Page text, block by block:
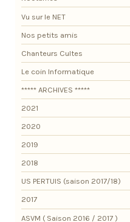
Vu sur le NET
Nos petits amis
Chanteurs Cultes
Le coin Informatique
***** ARCHIVES *****
2021
2020
2019
2018
US PERTUIS (saison 2017/18)
2017
ASVM ( Saison 2016 / 2017 )